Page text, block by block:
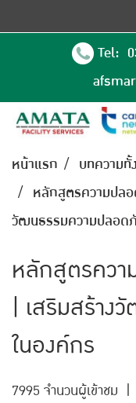
Tel:
หน้าแรก บทความ
หลักสูตรความปลอ
วัฒนธรรมความปลอด
หลักสูตรควา
| เสริมสร้าง
ในองค์กร
7995 จำนวนผู้เข้าชม |